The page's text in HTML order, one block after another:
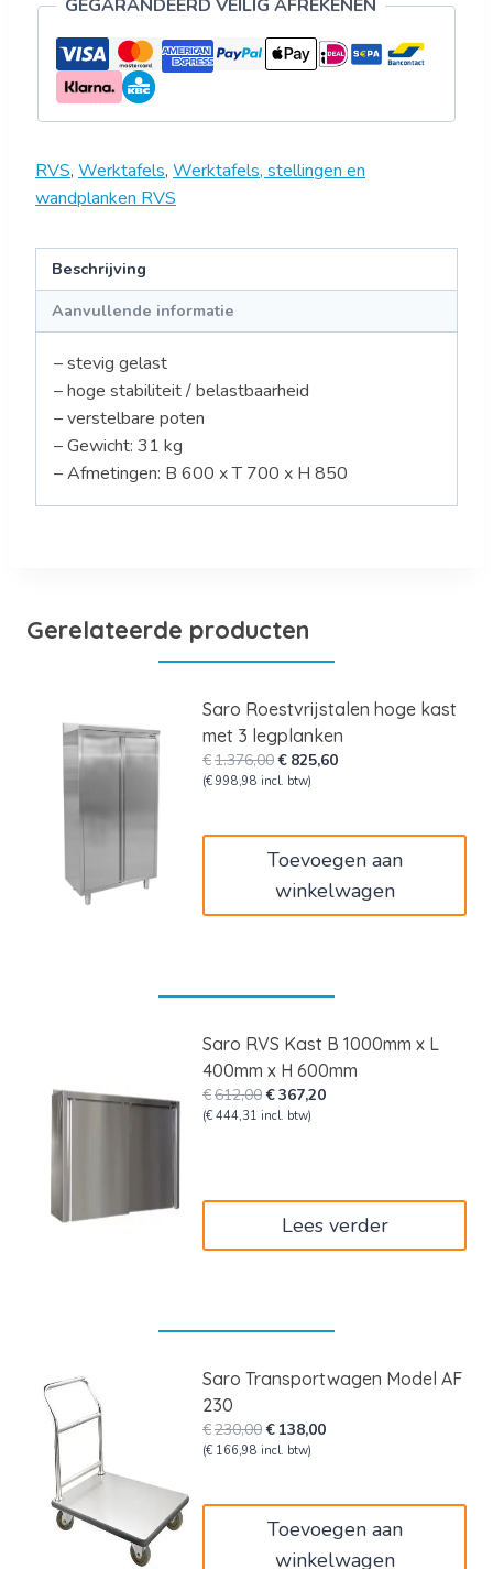
850
aantal
GEGARANDEERD VEILIG AFREKENEN
RVS, Werktafels, Werktafels, stellingen en
wandplanken RVS
Beschrijving
Aanvullende informatie
– stevig gelast
– hoge stabiliteit / belastbaarheid
– verstelbare poten
– Gewicht: 31 kg
– Afmetingen: B 600 x T 700 x H 850
Gerelateerde producten
Saro Roestvrijstalen hoge kast
met 3 legplanken
€1.376,00Oorspronkelijke
prijs
€ 825,60Huidige
(€ 998,98 incl. btw)
Toevoegen aan
winkelwagen
Saro RVS Kast B 1000mm x L
400mm x H 600mm
€612,00Oorspronkelijke
prijs
€367,20Huidige
(€ 444,31 incl. btw)
Lees verder
Saro Transportwagen Model AF
230
€230,00Oorspronkelijke
prijs
€ 138,00Huidige
(€ 166,98 incl. btw)
Toevoegen aan
winkelwagen